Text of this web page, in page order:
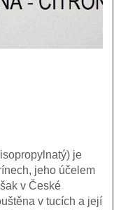
je
jeho účelem
v České
v tucích a její